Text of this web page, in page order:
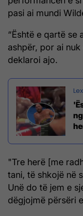
pasi ai mundi
“Është e qartë se
ashpër, por ai
deklaroi ajo.
"Tre herë [me
tani, të shkojë në
Unë do të jem e
dëgjojmë përsëri